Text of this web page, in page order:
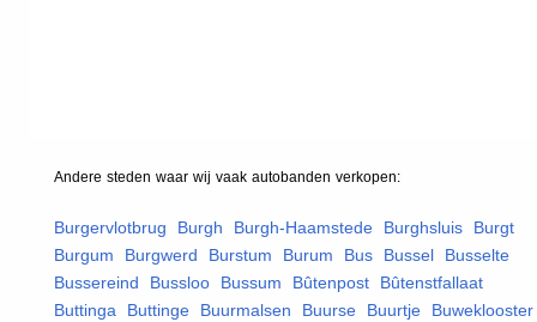
Andere steden waar wij vaak autobanden verkopen:
Burgervlotbrug Burgh Burgh-Haamstede Burghsluis Burgt
Burgum
Burgwerd Burstum Burum Bus Bussel Busselte
Bussereind
Bussloo Bussum Bûtenpost Bûtenstfallaat
Buttinga
Buttinge Buurmalsen Buurse Buurtje Buweklooster,